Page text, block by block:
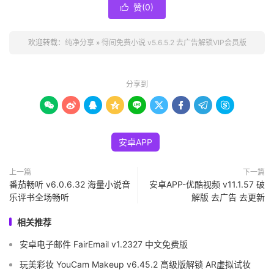
 赞(0)
欢迎转载： 纯净分享 » 得间免费小说 v5.6.5.2 去广告解锁VIP会员版
分享到
        
安卓APP
上一篇
番茄畅听 v6.0.6.32 海量小说音
乐评书全场畅听
下一篇
安卓APP-优酷视频 v11.1.57 破
解版 去广告 去更新
相关推荐
安卓电子邮件 FairEmail v1.2327 中文免费版
玩美彩妆 YouCam Makeup v6.45.2 高级版解锁 AR虚拟试妆